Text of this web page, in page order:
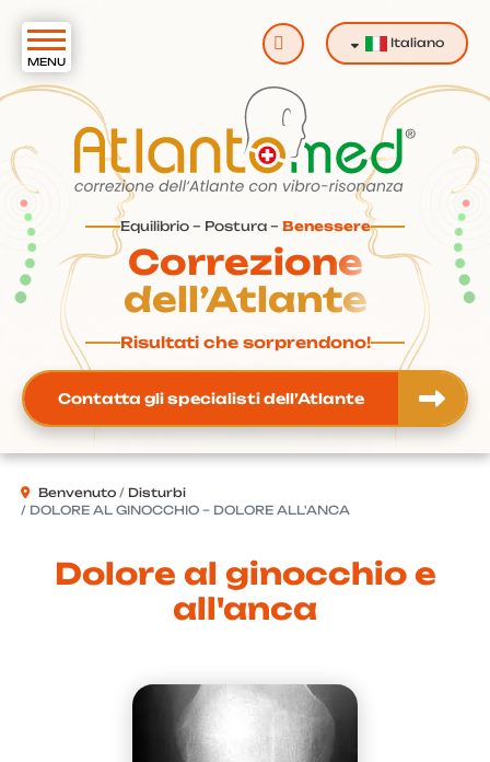
Equilibrio – Postura – Benessere
Correzione
dell’Atlante
Risultati che sorprendono!
Contatta gli specialisti dell’Atlante
Cerca Italiano
Benvenuto
Disturbi
DOLORE AL GINOCCHIO – DOLORE ALL'ANCA
Dolore al ginocchio e
all'anca